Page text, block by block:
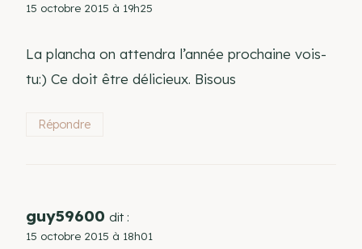
15 octobre 2015 à 19h25
La plancha on attendra l’année prochaine vois-
tu:) Ce doit être délicieux. Bisous
Répondre
guy59600 dit :
15 octobre 2015 à 18h01